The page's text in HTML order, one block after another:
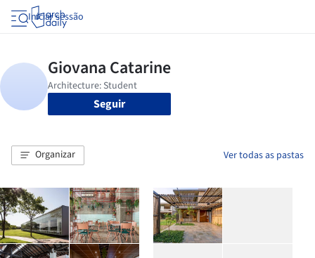
Iniciar sessão
Seguir
Organizar Ver todas as pastas